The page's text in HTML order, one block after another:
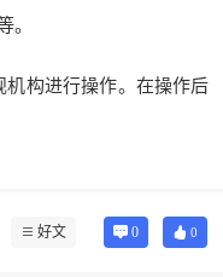
。
构进行操作。在操作后
好文 0 0